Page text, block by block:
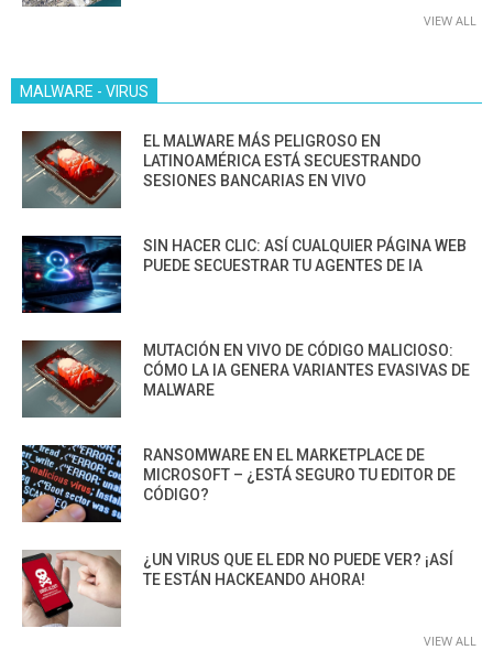
VIEW ALL
MALWARE - VIRUS
EL MALWARE MÁS PELIGROSO EN
LATINOAMÉRICA ESTÁ SECUESTRANDO
SESIONES BANCARIAS EN VIVO
SIN HACER CLIC: ASÍ CUALQUIER PÁGINA WEB
PUEDE SECUESTRAR TU AGENTES DE IA
MUTACIÓN EN VIVO DE CÓDIGO MALICIOSO:
CÓMO LA IA GENERA VARIANTES EVASIVAS DE
MALWARE
RANSOMWARE EN EL MARKETPLACE DE
MICROSOFT – ¿ESTÁ SEGURO TU EDITOR DE
CÓDIGO?
¿UN VIRUS QUE EL EDR NO PUEDE VER? ¡ASÍ
TE ESTÁN HACKEANDO AHORA!
VIEW ALL